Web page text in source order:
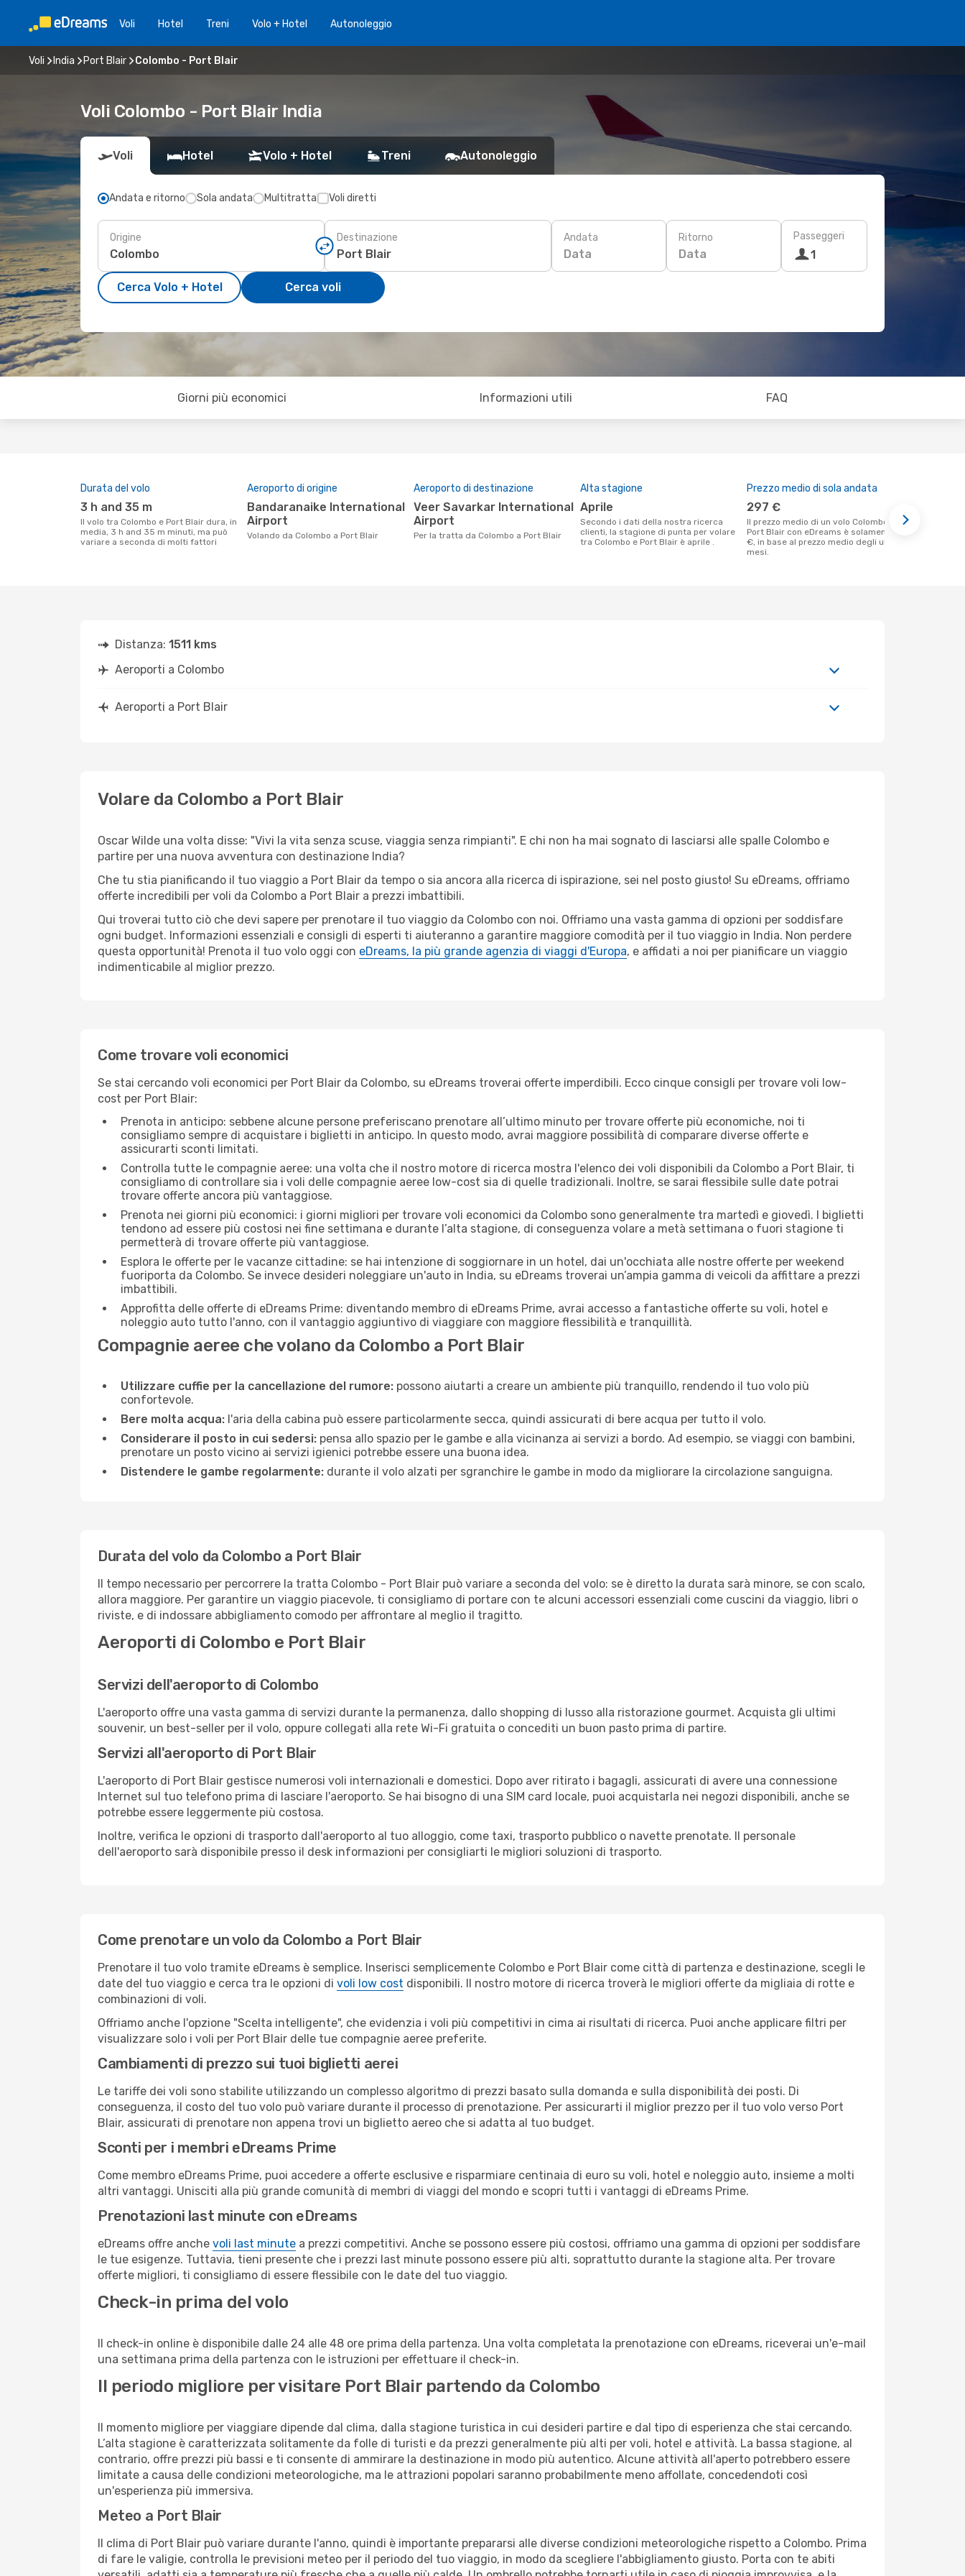
Voli Hotel Treni Volo + Hotel Autonoleggio
Voli India Port Blair Colombo - Port Blair
Voli Colombo - Port Blair India
Voli Hotel Volo + Hotel Treni Autonoleggio
Andata e ritorno Sola andata Multitratta Voli diretti
Origine Destinazione Andata
Data
Ritorno
Data
Passeggeri
1
Cerca Volo + Hotel Cerca voli
Giorni più economici Informazioni utili FAQ
Durata del volo
3 h and 35 m
Il volo tra Colombo e Port Blair dura, in
media, 3 h and 35 m minuti, ma può
variare a seconda di molti fattori
Aeroporto di origine
Bandaranaike International
Airport
Volando da Colombo a Port Blair
Aeroporto di destinazione
Veer Savarkar International
Airport
Per la tratta da Colombo a Port Blair
Alta stagione
aprile
Secondo i dati della nostra ricerca
clienti, la stagione di punta per volare
tra Colombo e Port Blair è aprile .
Prezzo medio di sola andata
297 €
Il prezzo medio di un volo Colombo -
Port Blair con eDreams è solamente 297
€, in base al prezzo medio degli ultimi
mesi.
Distanza: 1511 kms
Aeroporti a Colombo
Aeroporti a Port Blair
Volare da Colombo a Port Blair
Oscar Wilde una volta disse: "Vivi la vita senza scuse, viaggia senza rimpianti". E chi non ha mai sognato di lasciarsi alle spalle Colombo e
partire per una nuova avventura con destinazione India?
Che tu stia pianificando il tuo viaggio a Port Blair da tempo o sia ancora alla ricerca di ispirazione, sei nel posto giusto! Su eDreams, offriamo
offerte incredibili per voli da Colombo a Port Blair a prezzi imbattibili.
Qui troverai tutto ciò che devi sapere per prenotare il tuo viaggio da Colombo con noi. Offriamo una vasta gamma di opzioni per soddisfare
ogni budget. Informazioni essenziali e consigli di esperti ti aiuteranno a garantire maggiore comodità per il tuo viaggio in India. Non perdere
questa opportunità! Prenota il tuo volo oggi con eDreams, la più grande agenzia di viaggi d'Europa, e affidati a noi per pianificare un viaggio
indimenticabile al miglior prezzo.
Come trovare voli economici
Se stai cercando voli economici per Port Blair da Colombo, su eDreams troverai offerte imperdibili. Ecco cinque consigli per trovare voli low-
cost per Port Blair:
Prenota in anticipo: sebbene alcune persone preferiscano prenotare all’ultimo minuto per trovare offerte più economiche, noi ti
consigliamo sempre di acquistare i biglietti in anticipo. In questo modo, avrai maggiore possibilità di comparare diverse offerte e
assicurarti sconti limitati.
Controlla tutte le compagnie aeree: una volta che il nostro motore di ricerca mostra l'elenco dei voli disponibili da Colombo a Port Blair, ti
consigliamo di controllare sia i voli delle compagnie aeree low-cost sia di quelle tradizionali. Inoltre, se sarai flessibile sulle date potrai
trovare offerte ancora più vantaggiose.
Prenota nei giorni più economici: i giorni migliori per trovare voli economici da Colombo sono generalmente tra martedì e giovedì. I biglietti
tendono ad essere più costosi nei fine settimana e durante l’alta stagione, di conseguenza volare a metà settimana o fuori stagione ti
permetterà di trovare offerte più vantaggiose.
Esplora le offerte per le vacanze cittadine: se hai intenzione di soggiornare in un hotel, dai un'occhiata alle nostre offerte per weekend
fuoriporta da Colombo. Se invece desideri noleggiare un'auto in India, su eDreams troverai un’ampia gamma di veicoli da affittare a prezzi
imbattibili.
Approfitta delle offerte di eDreams Prime: diventando membro di eDreams Prime, avrai accesso a fantastiche offerte su voli, hotel e
noleggio auto tutto l'anno, con il vantaggio aggiuntivo di viaggiare con maggiore flessibilità e tranquillità.
Compagnie aeree che volano da Colombo a Port Blair
Utilizzare cuffie per la cancellazione del rumore: possono aiutarti a creare un ambiente più tranquillo, rendendo il tuo volo più
confortevole.
Bere molta acqua: l'aria della cabina può essere particolarmente secca, quindi assicurati di bere acqua per tutto il volo.
Considerare il posto in cui sedersi: pensa allo spazio per le gambe e alla vicinanza ai servizi a bordo. Ad esempio, se viaggi con bambini,
prenotare un posto vicino ai servizi igienici potrebbe essere una buona idea.
Distendere le gambe regolarmente: durante il volo alzati per sgranchire le gambe in modo da migliorare la circolazione sanguigna.
Durata del volo da Colombo a Port Blair
Il tempo necessario per percorrere la tratta Colombo - Port Blair può variare a seconda del volo: se è diretto la durata sarà minore, se con scalo,
allora maggiore. Per garantire un viaggio piacevole, ti consigliamo di portare con te alcuni accessori essenziali come cuscini da viaggio, libri o
riviste, e di indossare abbigliamento comodo per affrontare al meglio il tragitto.
Aeroporti di Colombo e Port Blair
Servizi dell'aeroporto di Colombo
L'aeroporto offre una vasta gamma di servizi durante la permanenza, dallo shopping di lusso alla ristorazione gourmet. Acquista gli ultimi
souvenir, un best-seller per il volo, oppure collegati alla rete Wi-Fi gratuita o concediti un buon pasto prima di partire.
Servizi all'aeroporto di Port Blair
L'aeroporto di Port Blair gestisce numerosi voli internazionali e domestici. Dopo aver ritirato i bagagli, assicurati di avere una connessione
Internet sul tuo telefono prima di lasciare l'aeroporto. Se hai bisogno di una SIM card locale, puoi acquistarla nei negozi disponibili, anche se
potrebbe essere leggermente più costosa.
Inoltre, verifica le opzioni di trasporto dall'aeroporto al tuo alloggio, come taxi, trasporto pubblico o navette prenotate. Il personale
dell'aeroporto sarà disponibile presso il desk informazioni per consigliarti le migliori soluzioni di trasporto.
Come prenotare un volo da Colombo a Port Blair
Prenotare il tuo volo tramite eDreams è semplice. Inserisci semplicemente Colombo e Port Blair come città di partenza e destinazione, scegli le
date del tuo viaggio e cerca tra le opzioni di voli low cost disponibili. Il nostro motore di ricerca troverà le migliori offerte da migliaia di rotte e
combinazioni di voli.
Offriamo anche l'opzione "Scelta intelligente", che evidenzia i voli più competitivi in cima ai risultati di ricerca. Puoi anche applicare filtri per
visualizzare solo i voli per Port Blair delle tue compagnie aeree preferite.
Cambiamenti di prezzo sui tuoi biglietti aerei
Le tariffe dei voli sono stabilite utilizzando un complesso algoritmo di prezzi basato sulla domanda e sulla disponibilità dei posti. Di
conseguenza, il costo del tuo volo può variare durante il processo di prenotazione. Per assicurarti il miglior prezzo per il tuo volo verso Port
Blair, assicurati di prenotare non appena trovi un biglietto aereo che si adatta al tuo budget.
Sconti per i membri eDreams Prime
Come membro eDreams Prime, puoi accedere a offerte esclusive e risparmiare centinaia di euro su voli, hotel e noleggio auto, insieme a molti
altri vantaggi. Unisciti alla più grande comunità di membri di viaggi del mondo e scopri tutti i vantaggi di eDreams Prime.
Prenotazioni last minute con eDreams
eDreams offre anche voli last minute a prezzi competitivi. Anche se possono essere più costosi, offriamo una gamma di opzioni per soddisfare
le tue esigenze. Tuttavia, tieni presente che i prezzi last minute possono essere più alti, soprattutto durante la stagione alta. Per trovare
offerte migliori, ti consigliamo di essere flessibile con le date del tuo viaggio.
Check-in prima del volo
Il check-in online è disponibile dalle 24 alle 48 ore prima della partenza. Una volta completata la prenotazione con eDreams, riceverai un'e-mail
una settimana prima della partenza con le istruzioni per effettuare il check-in.
Il periodo migliore per visitare Port Blair partendo da Colombo
Il momento migliore per viaggiare dipende dal clima, dalla stagione turistica in cui desideri partire e dal tipo di esperienza che stai cercando.
L’alta stagione è caratterizzata solitamente da folle di turisti e da prezzi generalmente più alti per voli, hotel e attività. La bassa stagione, al
contrario, offre prezzi più bassi e ti consente di ammirare la destinazione in modo più autentico. Alcune attività all'aperto potrebbero essere
limitate a causa delle condizioni meteorologiche, ma le attrazioni popolari saranno probabilmente meno affollate, concedendoti così
un'esperienza più immersiva.
Meteo a Port Blair
Il clima di Port Blair può variare durante l'anno, quindi è importante prepararsi alle diverse condizioni meteorologiche rispetto a Colombo. Prima
di fare le valigie, controlla le previsioni meteo per il periodo del tuo viaggio, in modo da scegliere l'abbigliamento giusto. Porta con te abiti